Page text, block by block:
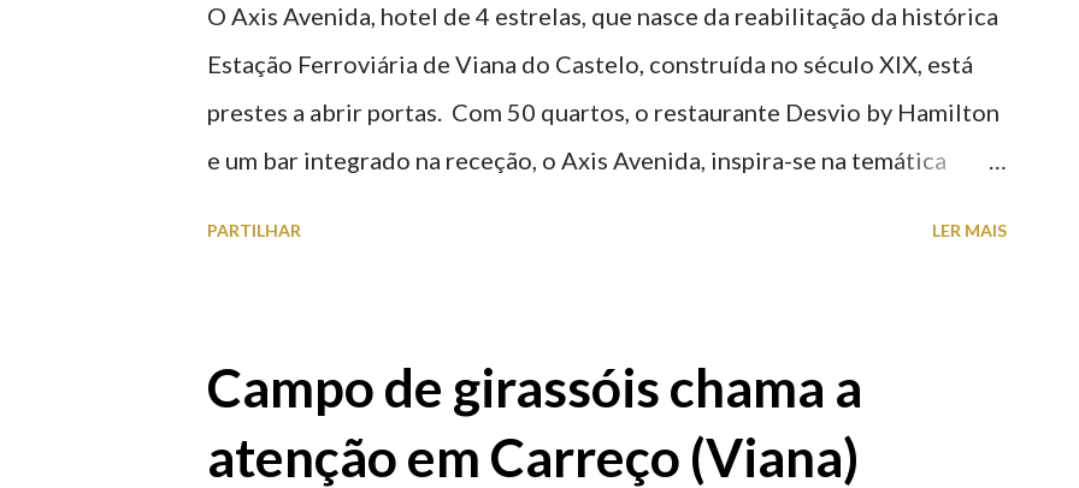
O Axis Avenida, hotel de 4 estrelas, que nasce da reabilitação da histórica
Estação Ferroviária de Viana do Castelo, construída no século XIX, está
prestes a abrir portas. Com 50 quartos, o restaurante Desvio by Hamilton
e um bar integrado na receção, o Axis Avenida, inspira-se na temática
PARTILHAR LER MAIS
Campo de girassóis chama a
atenção em Carreço (Viana)